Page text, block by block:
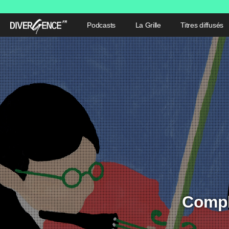
Podcasts La Grille Titres diffusés